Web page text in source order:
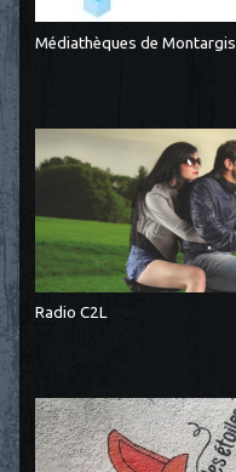
Médiathèques de Montargis
Radio C2L